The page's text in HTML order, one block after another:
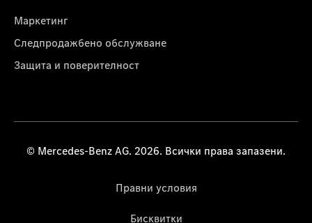
Маркетинг
Следпродажбено обслужване
Защита и поверителност
© Mercedes-Benz AG. 2026. Всички права запазени.
Правни условия
Бисквитки